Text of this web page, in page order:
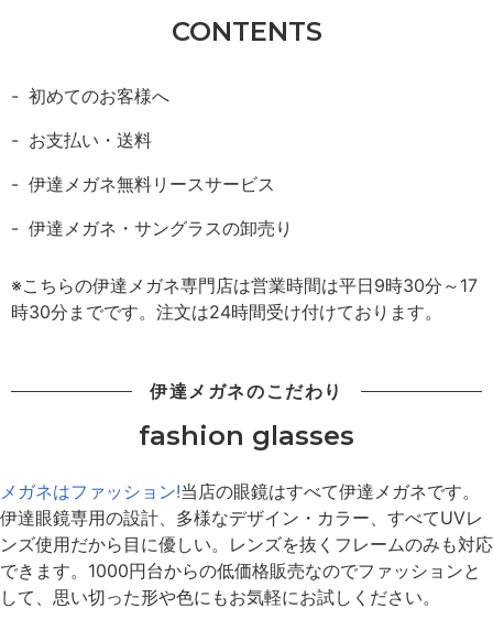
CONTENTS
初めてのお客様へ
お支払い・送料
伊達メガネ無料リースサービス
伊達メガネ・サングラスの卸売り
※こちらの伊達メガネ専門店は営業時間は平日9時30分～17
時30分までです。注文は24時間受け付けております。
伊達メガネのこだわり
fashion glasses
メガネはファッション!当店の眼鏡はすべて伊達メガネです。
伊達眼鏡専用の設計、多様なデザイン・カラー、すべてUVレ
ンズ使用だから目に優しい。レンズを抜くフレームのみも対応
できます。1000円台からの低価格販売なのでファッションと
して、思い切った形や色にもお気軽にお試しください。